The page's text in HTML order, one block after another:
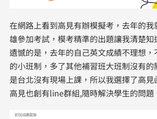
在網路上看到高見有辦模擬考，去年的我
雄參加考試，模考精準的出題讓我清楚知
遺憾的是，去年的自己英文成績不理想
的小班制，多了其他補習班大班制沒有
是台北沒有現場上課，所以我選擇了高見
高見也創有line群組,隨時解決學生的問題